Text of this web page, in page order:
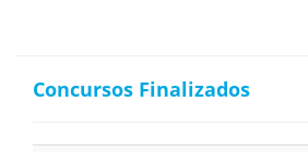
Concursos Finalizados